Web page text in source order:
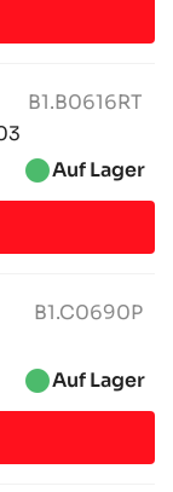
B1.B0616RT
brightness_1Auf Lager
B1.C0690P
brightness_1Auf Lager